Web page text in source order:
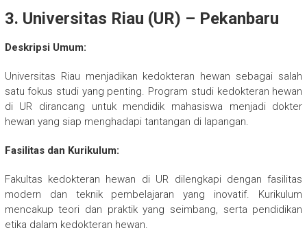
3. Universitas Riau (UR) – Pekanbaru
Deskripsi Umum:
Universitas Riau menjadikan kedokteran hewan sebagai salah
satu fokus studi yang penting. Program studi kedokteran hewan
di UR dirancang untuk mendidik mahasiswa menjadi dokter
hewan yang siap menghadapi tantangan di lapangan.
Fasilitas dan Kurikulum:
Fakultas kedokteran hewan di UR dilengkapi dengan fasilitas
modern dan teknik pembelajaran yang inovatif. Kurikulum
mencakup teori dan praktik yang seimbang, serta pendidikan
etika dalam kedokteran hewan.